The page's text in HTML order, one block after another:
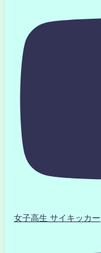
女子高生 サイキッカー